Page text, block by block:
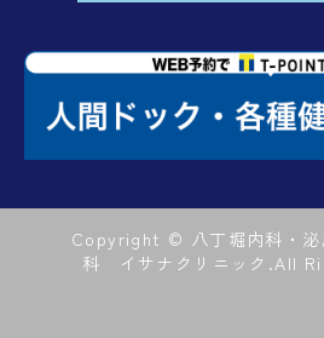
Copyright © 八丁堀内科・泌
科 イサナクリニック.All